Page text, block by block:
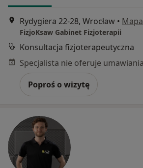
Rydygiera 22-28, Wrocław • Mapa
FizjoKsaw Gabinet Fizjoterapii
Konsultacja fizjoterapeutyczna
Poproś o wizytę